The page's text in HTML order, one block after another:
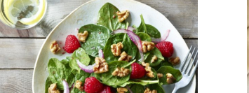
ミコドレッシングでお楽しみくださ
い。